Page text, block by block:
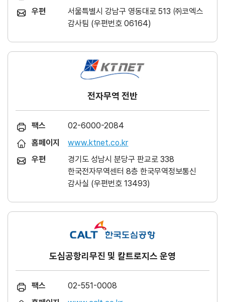
우편
서울특별시 강남구 영동대로 513 ㈜코엑스
감사팀 (우편번호 06164)
전자무역 전반
팩스
02-6000-2084
홈페이지
www.ktnet.co.kr
우편
경기도 성남시 분당구 판교로 338
한국전자무역센터 8층 한국무역정보통신
감사실 (우편번호 13493)
도심공항리무진 및 칼트로지스 운영
팩스
02-551-0008